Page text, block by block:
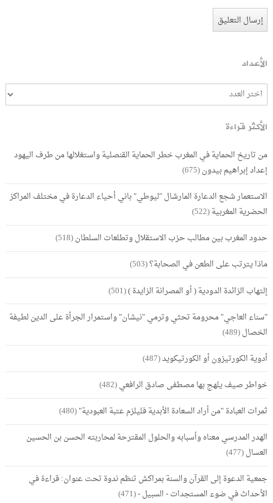
الأعداد
الأكثر قراءة
من تاريخ الحماية في المغرب خطر الحماية القنصلية واستغلالها من طرف اليهود
إعداد إبراهيم بيدون(675)
الاستعمار شجع الدعارة المارشال "ليوطي" باني أحياء الدعارة في مختلف المراكز
الحضرية المغربية(522)
حدود المغرب بين مطالب حزب الاستقلال وتطلعات السلطان(518)
ماذا يترتب على الطعن في الصحابة؟(503)
إلتهاب الزائدة الدودية ( أو المصرانة الزايدة )(501)
"سناء العاجي" محرومة تحثي وترمي "نيشان" واستمرار الجرأة على الدين لطيفة
الخصال(489)
أدوية الكورتيزون أو الكورتيكويد(487)
خواطر صيف يلهج بها مصطفى صادق الرافعي(482)
ثمرات العبادة "من أراد السعادة الأبدية فليلزم عتبة العبودية"(480)
الهدر المدرسي معناه وأسبابه والحلول المقترحة لمحاربته الحسن بن الحسين
العسال(477)
جمعية الدعوة إلى القرآن والسنة بمراكش تنظم ندوة تحت عنوان: قراءة في
الأحداث في ضوء المستجدات - السبيل -(471)